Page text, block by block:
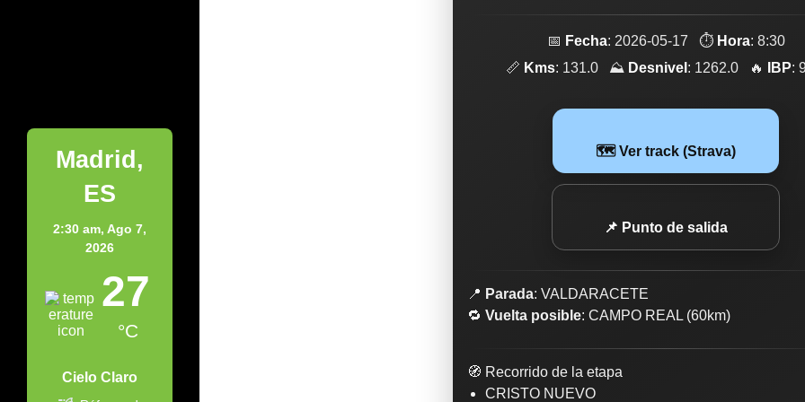
📅 Fecha: 2026-05-17 ⏱️ Hora: 8:30
📏 Kms: 131.0 ⛰️ Desnivel : 1262.0 🔥 IBP:
🗺️ Ver track (Strava)
📌 Punto de salida
📍 Parada: VALDARACETE
🔁 Vuelta posible: CAMPO REAL (60km)
🧭 Recorrido de la etapa
CRISTO NUEVO
Madrid,
ES
2:30 am, Ago 7,
2026
27
°C
Cielo Claro